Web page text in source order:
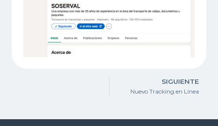
SIGUIENTE
Nuevo Tracking en Línea